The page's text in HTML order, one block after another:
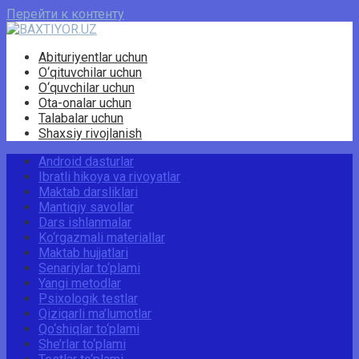
Перейти к контенту
Abituriyentlar uchun
O‘qituvchilar uchun
O‘quvchilar uchun
Ota-onalar uchun
Talabalar uchun
Shaxsiy rivojlanish
Android dasturlar
Ibratli hikoya va rivoyatlar
Maktab darsliklari
Mantiqiy savollar
Dars ishlanmalar
Ko‘rgazmali materiallar
Maktab hujjatlari
Senariylar to‘plami
Yangi metodlar
Psixologik testlar
Qiziqarli ma’lumotlar
Qo‘shiqlar to‘plami
She’rlar to‘plami